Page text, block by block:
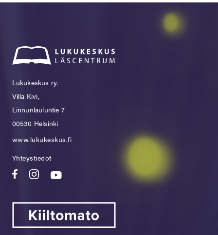
Lukukeskus ry.
Villa Kivi,
Linnunlauluntie 7
00530 Helsinki
www.lukukeskus.fi
Yhteystiedot